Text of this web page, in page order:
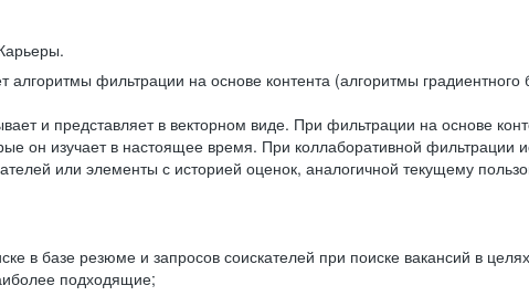
фильтрации на основе контента (алгоритмы градиентного
и представляет в векторном виде. При фильтрации на основе
он изучает в настоящее время. При коллаборативной фильтрации
или элементы с историей оценок, аналогичной текущему
в базе резюме и запросов соискателей при поиске вакансий в
подходящие;